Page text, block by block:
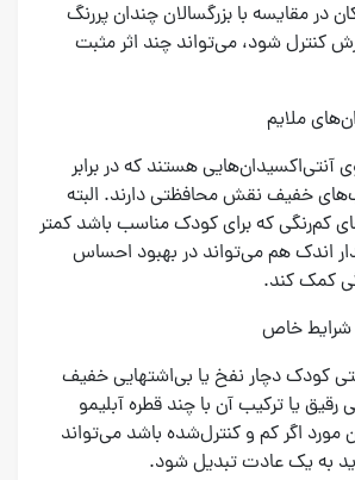
در مقایسه با بزرگسالان چندان پررنگ
کنترل شود، می‌تواند چند اثر مثبت
آنتی‌اکسیدان‌هایی هستند که در برابر
خفیف نقش محافظتی دارند. البته
کم‌رنگی که برای کودک مناسب باشد کمتر
اندک هم می‌تواند در بهبود احساس
کمک کند.
کودک دچار نفخ یا بی‌اشتهایی خفیف
یا ترکیب آن با چند قطره آبلیمو
مورد اگر کم و کنترل‌شده باشد می‌تواند
به یک عادت تبدیل شود.